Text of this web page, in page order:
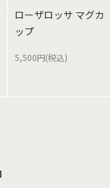
ローザロッサ マグカ
ップ
5,500円(税込)